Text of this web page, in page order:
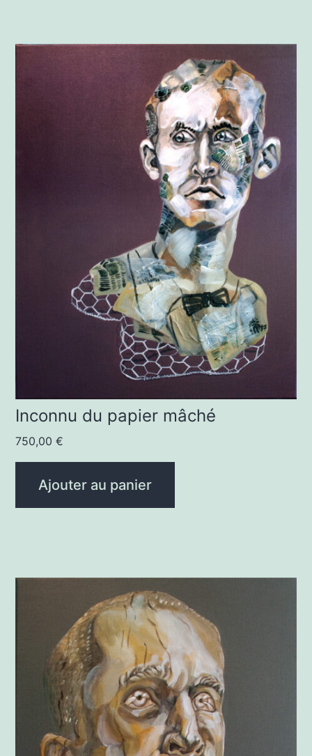
Inconnu du papier mâché
750,00€
Ajouter au panier